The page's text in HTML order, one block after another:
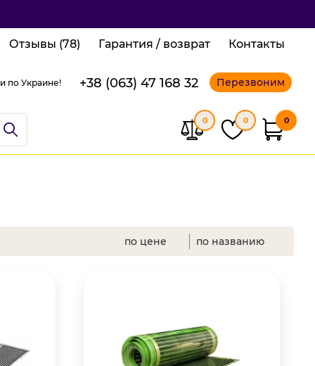
Отзывы (78) Гарантия / возврат Контакты
по Украине! +38 (063) 47 168 32 Перезвоним
0 0 0
по цене по названию